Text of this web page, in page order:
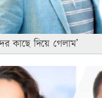
কাছে দিয়ে গেলাম’